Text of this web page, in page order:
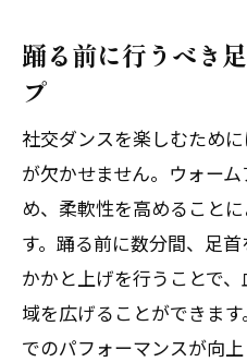
踊る前に行うべき
プ
社交ダンスを楽しむため
が欠かせません。ウォー
め、柔軟性を高めること
す。踊る前に数分間、足
かかと上げを行うことで
域を広げることができま
でのパフォーマンスが向